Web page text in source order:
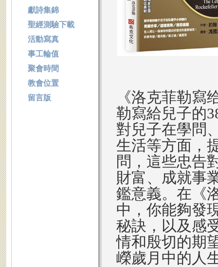
《洛克菲勒寫
勒寫給兒子的
對兒子在學問
生活等方面，
問，這些忠告
財富、成就事
鑑意義。在《
中，你能夠發
秘訣，以及感
情和殷切的期
嶸歲月中的人
獻詩集錦
聖經測驗下載
活動寫真
事工輪值
聚會時間
教會位置
留言版